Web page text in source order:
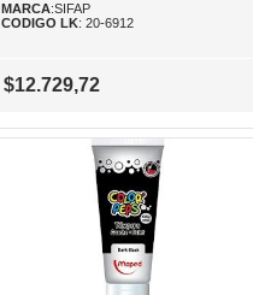
MARCA:SIFAP
CODIGO LK: 20-6912
$12.729,72